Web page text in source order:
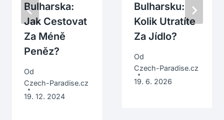
Bulharska:
Jak Cestovat
Za Méně
Peněz?
Od
Czech-Paradise.cz
19. 12. 2024
Bulharsku:
Kolik Utratíte
Za Jídlo?
Od
Czech-Paradise.cz
19. 6. 2026